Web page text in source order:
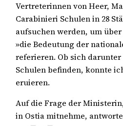
Vertreterinnen von Heer,
Carabinieri Schulen in 28
aufsuchen werden, um
»die Bedeutung der
referieren. Ob sich
Schulen befinden, konnte
eruieren.
Auf die Frage der
in Ostia mitnehme,